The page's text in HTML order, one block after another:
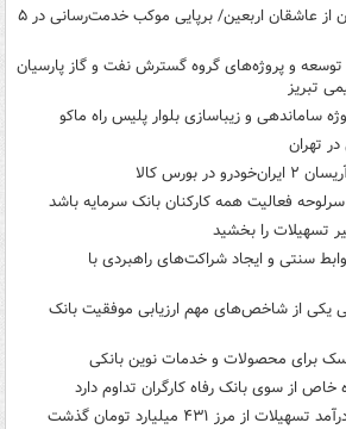
میزبانی بانک صادرات ایران از عاشقان اربعین/ برپایی موکب خدمت‌رسانی در ۵
توسعه و پروژه‌های گروه گسترش نفت و گاز پارسیان
تبریز
ساماندهی و زیباسازی بلوار پلیس راه ماکو
تهران
سرلوحه فعالیت همه کارکنان بانک سرمایه باشد
تسهیلات را بخشید
سنتی و ایجاد شراکت‌های راهبردی با
یکی از شاخص‌های مهم ارزیابی موفقیت بانک
برای محصولات و خدمات نوین بانکی
خاص از سوی بانک رفاه کارگران تداوم دارد
مرز ۴۳۱ میلیارد تومان گذشت